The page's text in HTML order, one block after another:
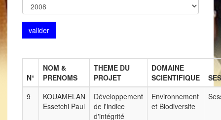
N°
NOM &
PRENOMS
THEME DU
PROJET
DOMAINE
SCIENTIFIQUE
9
KOUAMELAN
Essetchi Paul
Développement
de l'indice
d'intégrité
Environnement
et Biodiversite